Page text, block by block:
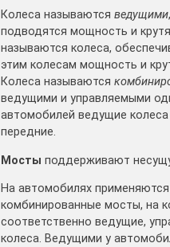
Колеса называются ведущими
подводятся мощность и
называются колеса,
этим колесам мощность и
Колеса называются
ведущими и управляемыми
автомобилей ведущие
передние.
Мосты поддерживают
На автомобилях
комбинированные мосты, на
соответственно ведущие,
колеса. Ведущими у